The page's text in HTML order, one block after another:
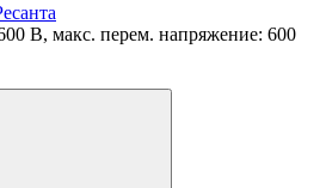
В, мaкс. перем. напряжение: 600